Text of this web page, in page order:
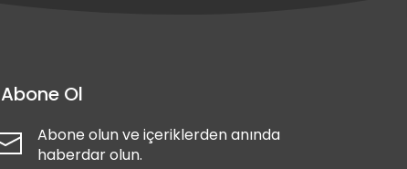
Abone Ol
Abone olun ve içeriklerden anında
haberdar olun.